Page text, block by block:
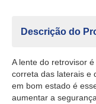
Descrição do
A lente do retrovisor
correta das laterais e
em bom estado é
aumentar a